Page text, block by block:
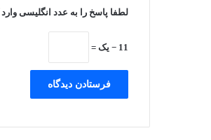
لطفا پاسخ را به عدد انگلیسی وارد
11 − یک =